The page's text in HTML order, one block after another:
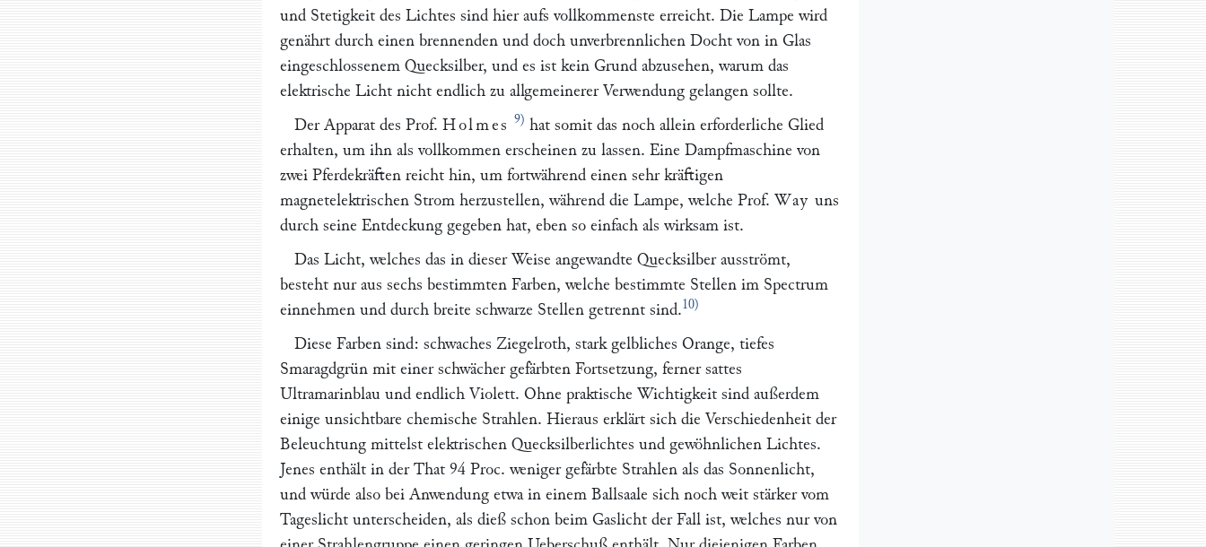
und Stetigkeit des Lichtes sind hier aufs vollkommenste erreicht. Die Lampe wird
genährt durch einen brennenden und doch unverbrennlichen Docht von in Glas
eingeschlossenem Quecksilber, und es ist kein Grund abzusehen, warum das
elektrische Licht nicht endlich zu allgemeinerer Verwendung gelangen sollte.
Der Apparat des Prof. Holmes 9) hat somit das noch allein erforderliche Glied
erhalten, um ihn als vollkommen erscheinen zu lassen. Eine Dampfmaschine von
zwei Pferdekräften reicht hin, um fortwährend einen sehr kräftigen
magnetelektrischen Strom herzustellen, während die Lampe, welche Prof. Way uns
durch seine Entdeckung gegeben hat, eben so einfach als wirksam ist.
Das Licht, welches das in dieser Weise angewandte Quecksilber ausströmt,
besteht nur aus sechs bestimmten Farben, welche bestimmte Stellen im Spectrum
einnehmen und durch breite schwarze Stellen getrennt sind.10)
Diese Farben sind: schwaches Ziegelroth, stark gelbliches Orange, tiefes
Smaragdgrün mit einer schwächer gefärbten Fortsetzung, ferner sattes
Ultramarinblau und endlich Violett. Ohne praktische Wichtigkeit sind außerdem
einige unsichtbare chemische Strahlen. Hieraus erklärt sich die Verschiedenheit der
Beleuchtung mittelst elektrischen Quecksilberlichtes und gewöhnlichen Lichtes.
Jenes enthält in der That 94 Proc. weniger gefärbte Strahlen als das Sonnenlicht,
und würde also bei Anwendung etwa in einem Ballsaale sich noch weit stärker vom
Tageslicht unterscheiden, als dieß schon beim Gaslicht der Fall ist, welches nur von